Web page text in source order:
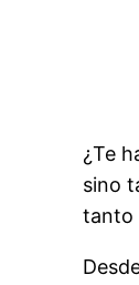
¿Te
sino
tanto